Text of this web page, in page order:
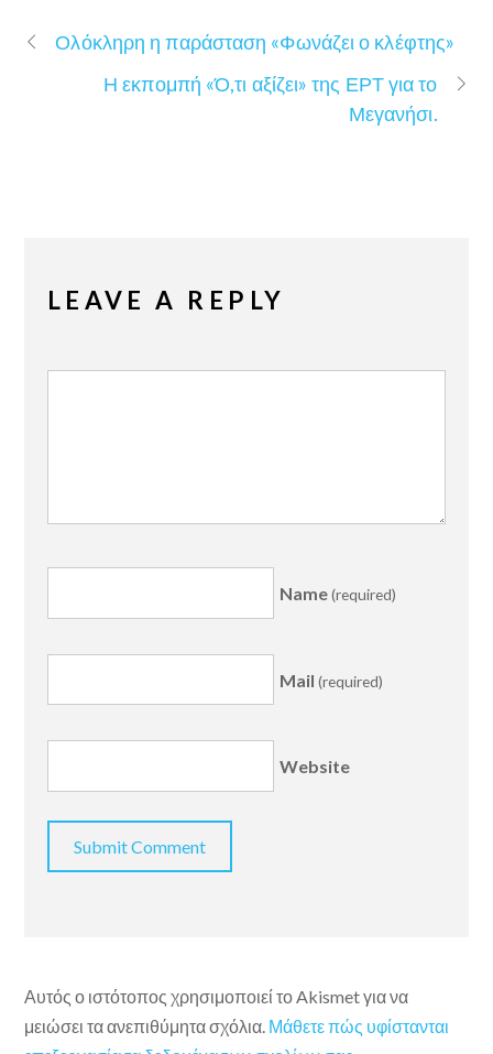
Ολόκληρη η παράσταση «Φωνάζει ο κλέφτης»
Η εκπομπή «Ό,τι αξίζει» της ΕΡΤ για το
Μεγανήσι.
LEAVE A REPLY
Name(required)
Mail (required)
Website
Αυτός ο ιστότοπος χρησιμοποιεί το Akismet για να
μειώσει τα ανεπιθύμητα σχόλια. Μάθετε πώς υφίστανται